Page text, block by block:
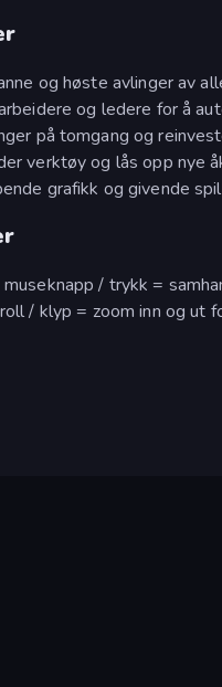
og høste avlinger av
og ledere for å
på tomgang og
verktøy og lås opp nye
grafikk og givende
/ trykk =
/ klyp = zoom inn og ut